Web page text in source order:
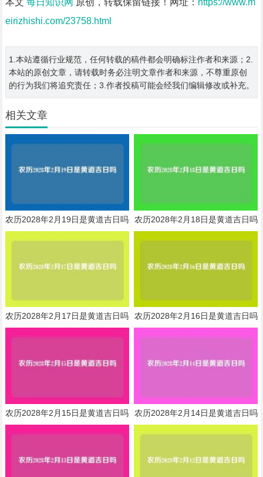
本文 每日知识网 原创，转载保留链接！网址： https://www.m
eirizhishi.com/23758.html
1.本站遵循行业规范，任何转载的稿件都会明确标注作者和来源；2.
本站的原创文章，请转载时务必注明文章作者和来源，不尊重原创
的行为我们将追究责任；3.作者投稿可能会经我们编辑修改或补充。
相关文章
农历2028年2月19日是黄道吉日吗 农历2028年2月18日是黄道吉日吗
农历2028年2月17日是黄道吉日吗 农历2028年2月16日是黄道吉日吗
农历2028年2月15日是黄道吉日吗 农历2028年2月14日是黄道吉日吗